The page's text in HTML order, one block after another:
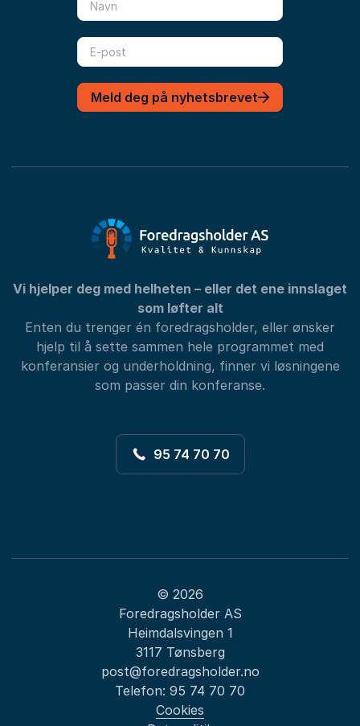
Meld deg på nyhetsbrevet
Vi hjelper deg med helheten – eller det ene innslaget
som løfter alt
Enten du trenger én foredragsholder, eller ønsker
hjelp til å sette sammen hele programmet med
konferansier og underholdning, finner vi løsningene
som passer din konferanse.
95 74 70 70
© 2026
Foredragsholder AS
Heimdalsvingen 1
3117 Tønsberg
post@foredragsholder.no
Telefon: 95 74 70 70
Cookies